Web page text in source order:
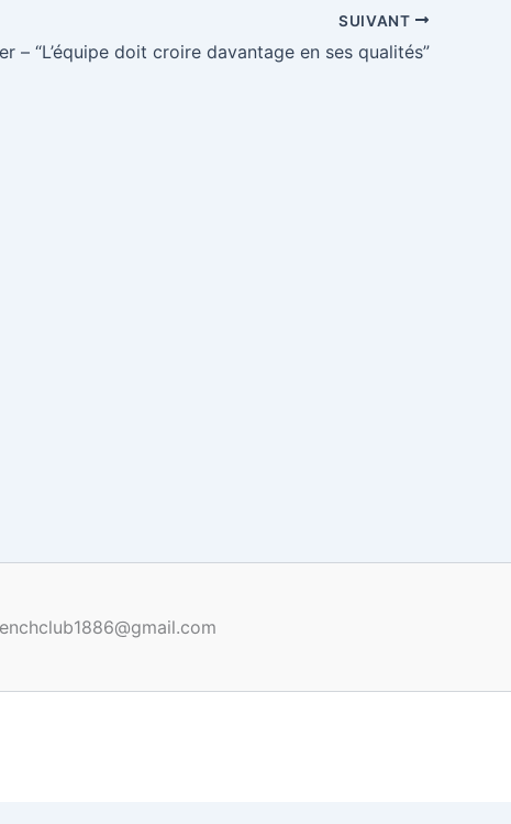
SUIVANT
– “L’équipe doit croire davantage en ses qualités”